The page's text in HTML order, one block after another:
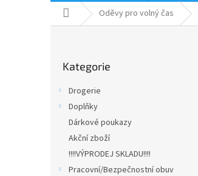
Domů Oděvy pro volný čas
kategorie
Kategorie
Drogerie
Doplňky
Dárkové poukazy
Akční zboží
!!!!VÝPRODEJ SKLADU!!!!
Pracovní/Bezpečnostní obuv